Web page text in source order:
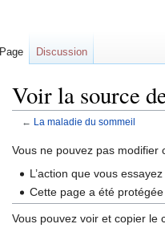
Voir la source
← La maladie du sommeil
Sauter
navigation
Sauter
recherche
Vous ne pouvez pas modifier
L’action que vous
Cette page a été
Vous pouvez voir et copier le
Page Discussion